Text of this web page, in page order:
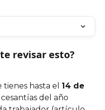
revisar esto?
hasta el 14 de
del año